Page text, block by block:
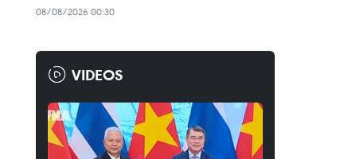
08/08/2026 00:30
VIDEOS